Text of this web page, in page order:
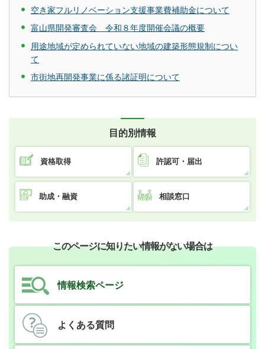
空き家フルリノベーション支援事業費補助金について
富山県開発審査会 令和８年度開催会議の概要
用途地域が定められていない地域の建築形態規制につい
て
市街地再開発事業に係る諸証明について
目的別情報
資格取得 許認可・届出
助成・融資 相談窓口
このページに知りたい情報がない場合は
情報検索ページ
よくある質問